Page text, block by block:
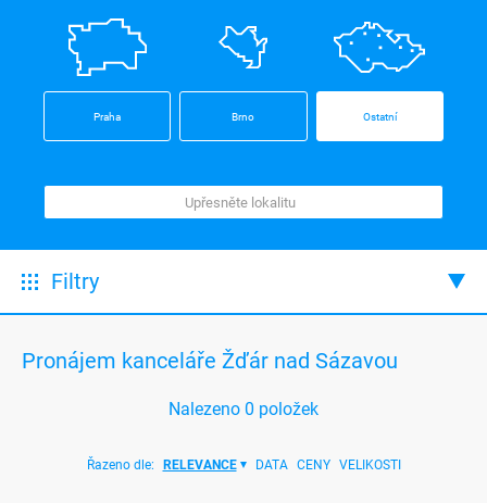
Praha Brno Ostatní
Filtry
Pronájem kanceláře Žďár nad Sázavou
Nalezeno 0 položek
Řazeno dle: RELEVANCE DATA CENY VELIKOSTI